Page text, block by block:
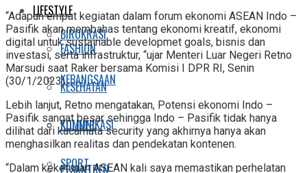
LIFESTYLE
FASHION
KESEHATAN
KULINER
SPORT
BIROKRASI
KEBANGSAAN
KOMUNIKASI
PESANTREN
“Adapun empat kegiatan dalam forum ekonomi ASEAN Indo –
Pasifik akan membahas tentang ekonomi kreatif, ekonomi
digital untuk sustainable developmet goals, bisnis dan
investasi, serta infrastruktur, “ujar Menteri Luar Negeri Retno
Marsudi saat Raker bersama Komisi I DPR RI, Senin
(30/1/2023).
Lebih lanjut, Retno mengatakan, Potensi ekonomi Indo –
Pasifik sangat besar sehingga Indo – Pasifik tidak hanya
dilihat dari kacamata security yang akhirnya hanya akan
menghasilkan realitas dan pendekatan kontenen.
“Dalam keketuaan ASEAN kali saya memastikan perhelatan